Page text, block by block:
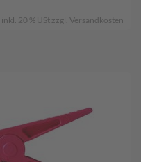
inkl. 20 % USt zzgl. Versandkosten